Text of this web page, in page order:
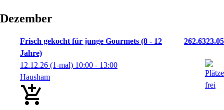
Dezember
Frisch gekocht für junge Gourmets (8 - 12
Jahre)
262.6323.05
12.12.26 (1-mal) 10:00 - 13:00
Hausham